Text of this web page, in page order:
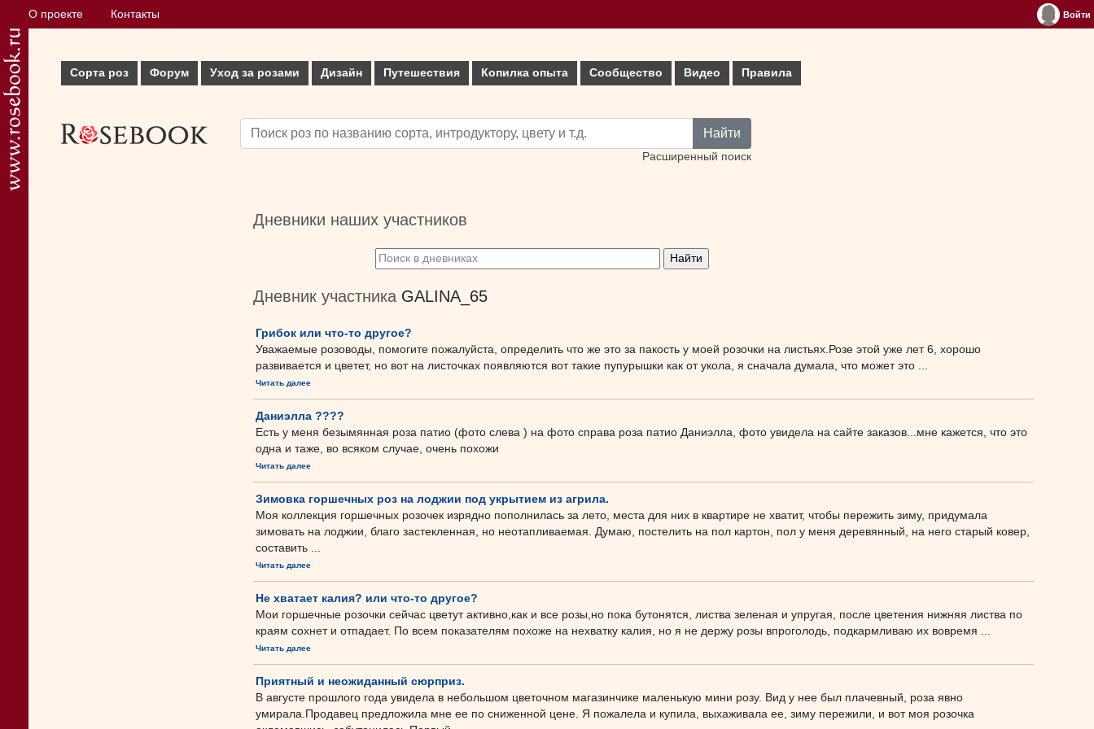
О проекте Контакты Войти
Сорта роз Форум Уход за розами Дизайн Путешествия Копилка опыта Сообщество Видео Правила
Найти
Расширенный поиск
Дневники наших участников
Дневник участника GALINA_65
Грибок или что-то другое?
Уважаемые розоводы, помогите пожалуйста, определить что же это за пакость у моей розочки на листьях.Розе этой уже лет 6, хорошо
развивается и цветет, но вот на листочках появляются вот такие пупурышки как от укола, я сначала думала, что может это ...
Читать далее
Даниэлла ????
Есть у меня безымянная роза патио (фото слева ) на фото справа роза патио Даниэлла, фото увидела на сайте заказов...мне кажется, что это
одна и таже, во всяком случае, очень похожи
Читать далее
Зимовка горшечных роз на лоджии под укрытием из агрила.
Моя коллекция горшечных розочек изрядно пополнилась за лето, места для них в квартире не хватит, чтобы пережить зиму, придумала
зимовать на лоджии, благо застекленная, но неотапливаемая. Думаю, постелить на пол картон, пол у меня деревянный, на него старый ковер,
составить ...
Читать далее
Не хватает калия? или что-то другое?
Мои горшечные розочки сейчас цветут активно,как и все розы,но пока бутонятся, листва зеленая и упругая, после цветения нижняя листва по
краям сохнет и отпадает. По всем показателям похоже на нехватку калия, но я не держу розы впроголодь, подкармливаю их вовремя ...
Читать далее
Приятный и неожиданный сюрприз.
В августе прошлого года увидела в небольшом цветочном магазинчике маленькую мини розу. Вид у нее был плачевный, роза явно
умирала.Продавец предложила мне ее по сниженной цене. Я пожалела и купила, выхаживала ее, зиму пережили, и вот моя розочка